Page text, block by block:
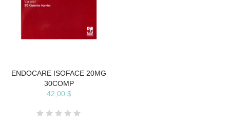
ENDOCARE ISOFACE 20MG
30COMP
42,00 $